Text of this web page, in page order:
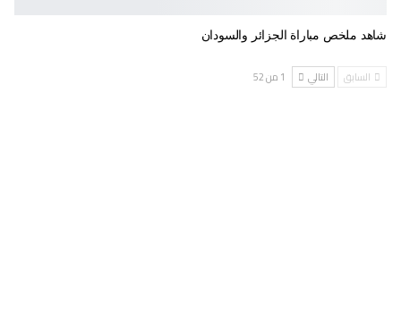
شاهد ملخص مباراة الجزائر والسودان
السابق التالي